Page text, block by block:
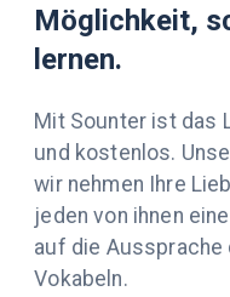
Möglichkeit,
lernen.
Mit Sounter ist das
und kostenlos.
wir nehmen Ihre
jeden von ihnen
auf die Aussprache
Vokabeln.